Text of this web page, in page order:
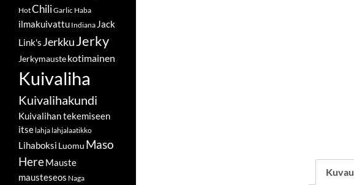
HotChiliGarlic Haba
ilmakuivattu Indiana Jack
Link's JerkkuJerky
Jerkymaustekotimainen
Kuivaliha
Kuivalihakundi
Kuivalihan tekemiseen
itse lahja lahjalaatikko
Lihaboksi Luomu Maso
HereMauste
mausteseos Naga